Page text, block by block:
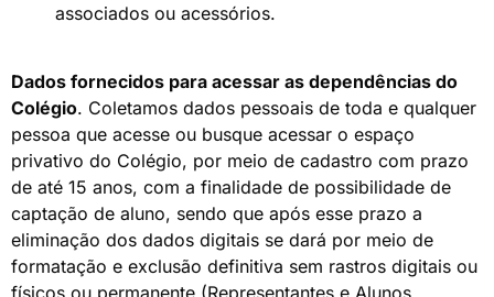
associados ou acessórios.
Dados fornecidos para acessar as dependências do
Colégio. Coletamos dados pessoais de toda e qualquer
pessoa que acesse ou busque acessar o espaço
privativo do Colégio, por meio de cadastro com prazo
de até 15 anos, com a finalidade de possibilidade de
captação de aluno, sendo que após esse prazo a
eliminação dos dados digitais se dará por meio de
formatação e exclusão definitiva sem rastros digitais ou